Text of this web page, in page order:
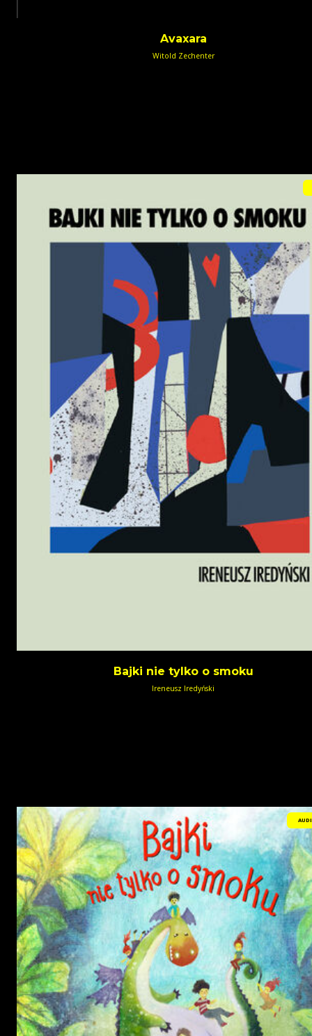
Avaxara
Witold Zechenter
Bajki nie tylko o smoku
Ireneusz Iredyński